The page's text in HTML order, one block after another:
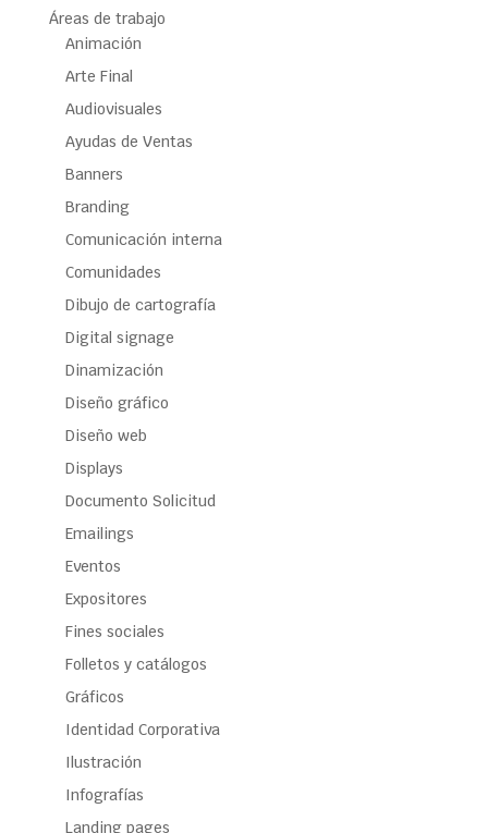
Áreas de trabajo
Animación
Arte Final
Audiovisuales
Ayudas de Ventas
Banners
Branding
Comunicación interna
Comunidades
Dibujo de cartografía
Digital signage
Dinamización
Diseño gráfico
Diseño web
Displays
Documento Solicitud
Emailings
Eventos
Expositores
Fines sociales
Folletos y catálogos
Gráficos
Identidad Corporativa
Ilustración
Infografías
Landing pages